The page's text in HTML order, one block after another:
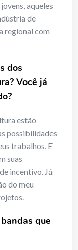
aqueles
de
regional com
dos
Você já
estão
possibilidades
trabalhos. E
suas
incentivo. Já
do meu
que